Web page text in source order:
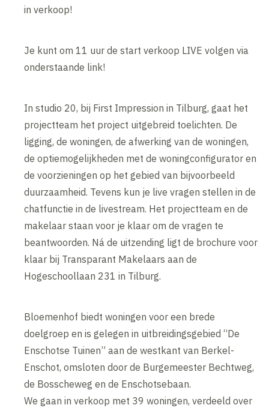
in verkoop!
Je kunt om 11 uur de start verkoop LIVE volgen via
onderstaande link!
In studio 20, bij First Impression in Tilburg, gaat het
projectteam het project uitgebreid toelichten. De
ligging, de woningen, de afwerking van de woningen,
de optiemogelijkheden met de woningconfigurator en
de voorzieningen op het gebied van bijvoorbeeld
duurzaamheid. Tevens kun je live vragen stellen in de
chatfunctie in de livestream. Het projectteam en de
makelaar staan voor je klaar om de vragen te
beantwoorden. Ná de uitzending ligt de brochure voor
klaar bij Transparant Makelaars aan de
Hogeschoollaan 231 in Tilburg.
Bloemenhof biedt woningen voor een brede
doelgroep en is gelegen in uitbreidingsgebied “De
Enschotse Tuinen” aan de westkant van Berkel-
Enschot, omsloten door de Burgemeester Bechtweg,
de Bosscheweg en de Enschotsebaan.
We gaan in verkoop met 39 woningen, verdeeld over